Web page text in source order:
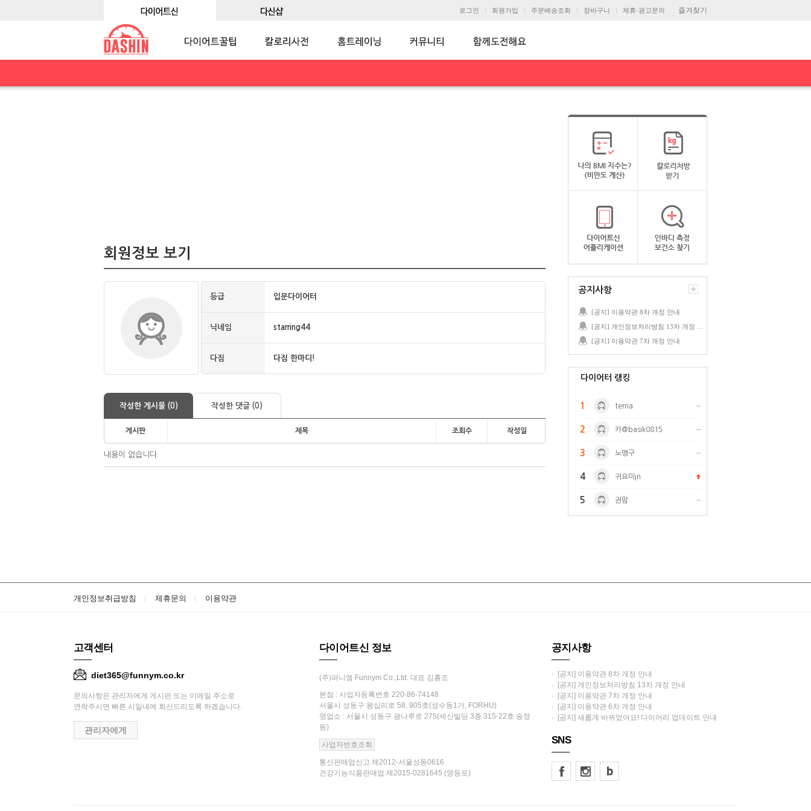
즐겨찾기
로그인 회원가입 주문배송조회 장바구니 제휴·광고문의
회원정보 보기
등급 입문다이어터
닉네임 starring44
다짐 다짐 한마디!
작성한 게시물 (0) 작성한 댓글 (0)
게시판 제목 조회수 작성일
내용이 없습니다.
공지사항
[공지] 이용약관 8차 개정 안내
[공지] 이용약관 7차 개정 안내
다이어터 랭킹
1 terria
2 카@basik0815
3 노맹구
4 귀요미jn
5 권맘
개인정보취급방침 제휴문의 이용약관
고객센터
diet365@funnym.co.kr
문의사항은 관리자에게 게시판 또는 이메일 주소로
연락주시면 빠른 시일내에 회신드리도록 하겠습니다.
관리자에게
다이어트신 정보
(주)퍼니엠 Funnym Co.,Ltd. 대표 김흥조
본점 : 사업자등록번호 220-86-74148
서울시 성동구 왕십리로 58, 905호(성수동1가, FORHU)
영업소 : 서울시 성동구 광나루로 275(세신빌딩 3층 315-22호 송정
동)
사업자번호조회
통신판매업신고 제2012-서울성동0616
건강기능식품판매업 제2015-0281645 (영등포)
공지사항
· [공지] 이용약관 8차 개정 안내
· [공지] 개인정보처리방침 13차 개정 안내
· [공지] 이용약관 7차 개정 안내
· [공지] 이용약관 6차 개정 안내
· [공지] 새롭게 바뀌었어요! 다이어리 업데이트 안내
SNS